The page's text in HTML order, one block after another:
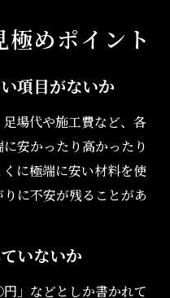
めポイント
項目がないか
場代や施工費など、各
安かったり高かったり
に極端に安い材料を使
に不安が残ることがあ
いないか
」などとしか書かれて